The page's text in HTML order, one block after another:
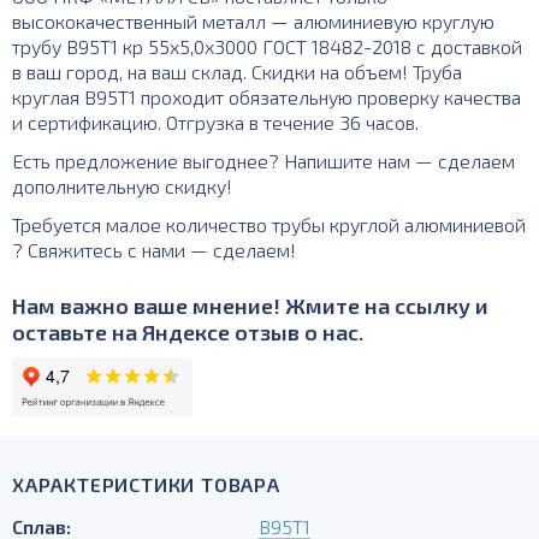
высококачественный металл — алюминиевую круглую
трубу В95Т1 кр 55х5,0х3000 ГОСТ 18482-2018 с доставкой
в ваш город, на ваш склад. Скидки на объем! Труба
круглая В95Т1 проходит обязательную проверку качества
и сертификацию. Отгрузка в течение 36 часов.
Есть предложение выгоднее? Напишите нам — сделаем
дополнительную скидку!
Требуется малое количество трубы круглой алюминиевой
? Свяжитесь с нами — сделаем!
Нам важно ваше мнение! Жмите на ссылку и
оставьте на Яндексе отзыв о нас.
ХАРАКТЕРИСТИКИ ТОВАРА
Сплав:
В95Т1